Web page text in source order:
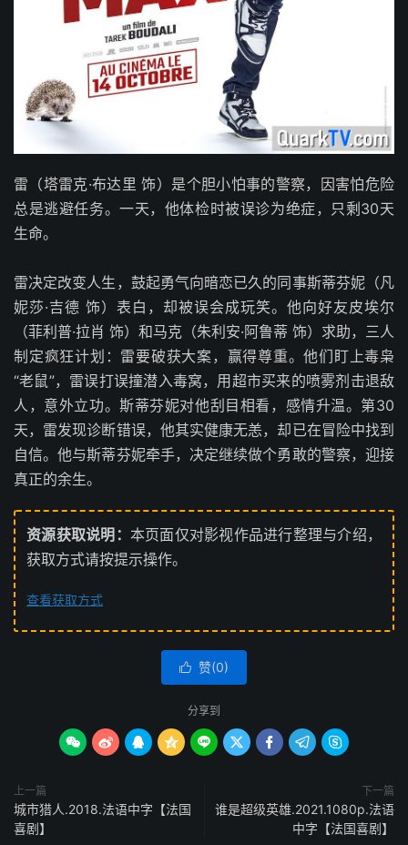
雷（塔雷克·布达里 饰）是个胆小怕事的警察，因害怕危险
总是逃避任务。一天，他体检时被误诊为绝症，只剩30天
生命。
雷决定改变人生，鼓起勇气向暗恋已久的同事斯蒂芬妮（凡
妮莎·吉德 饰）表白，却被误会成玩笑。他向好友皮埃尔
（菲利普·拉肖 饰）和马克（朱利安·阿鲁蒂 饰）求助，三人
制定疯狂计划：雷要破获大案，赢得尊重。他们盯上毒枭
“老鼠”，雷误打误撞潜入毒窝，用超市买来的喷雾剂击退敌
人，意外立功。斯蒂芬妮对他刮目相看，感情升温。第30
天，雷发现诊断错误，他其实健康无恙，却已在冒险中找到
自信。他与斯蒂芬妮牵手，决定继续做个勇敢的警察，迎接
真正的余生。
资源获取说明： 本页面仅对影视作品进行整理与介绍，
获取方式请按提示操作。
查看获取方式
 赞(0)
分享到
        
上一篇
城市猎人.2018.法语中字【法国
喜剧】
下一篇
谁是超级英雄.2021.1080p.法语
中字【法国喜剧】